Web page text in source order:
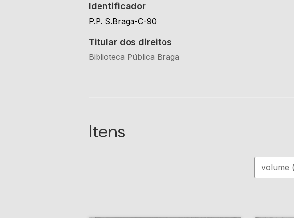
Identificador
P.P. S.Braga-C-90
Titular dos direitos
Biblioteca Pública Braga
Itens